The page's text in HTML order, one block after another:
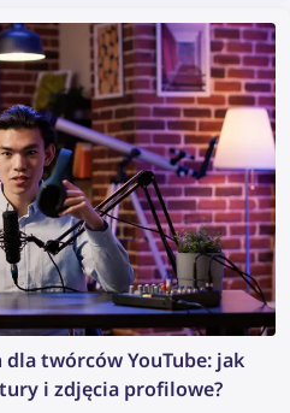
więc znaleźć więcej
twórców YouTube: jak
i zdjęcia profilowe?